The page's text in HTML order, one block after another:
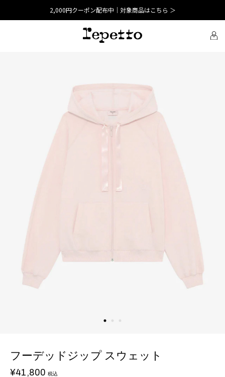
2,000円クーポン配布中｜対象商品はこちら ＞
フーデッドジップ スウェット
¥41,800 税込